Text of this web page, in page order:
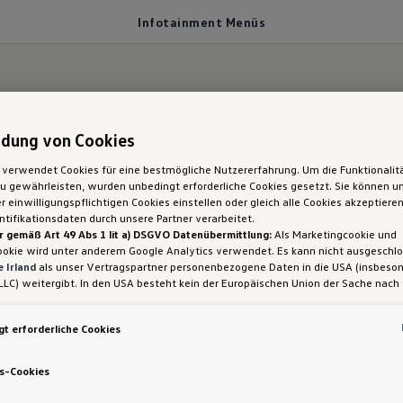
Infotainment Menüs
Menüs
unterhalten –
des Infotainment-Systems. Auf dem
an. Diese Ansicht kannst du durch
deine gewünschten Schnellzugriffe einrichten.
von Cookies
verwendet Cookies für eine bestmögliche Nutzererfahrung. Um die
gewährleisten, wurden unbedingt erforderliche Cookies gesetzt. Sie können
einwilligungspflichtigen Cookies einstellen oder gleich alle Cookies
durch unsere Partner verarbeitet.
gemäß Art 49 Abs 1 lit a) DSGVO Datenübermittlung:Als Marketingcookie und
wird unter anderem Google Analytics verwendet. Es kann nicht
Irland als unser Vertragspartner personenbezogene Daten in die USA
weitergibt. In den USA besteht kein der Europäischen Union der Sache nach
durchsetzen können, in den USA keine Datenschutzgrundsätze bestehen,
können, wobei Eingriffe in Ihre persönlichen Rechte und Freiheiten nicht
beschränkt sind.
erforderliche Cookies
Cookies